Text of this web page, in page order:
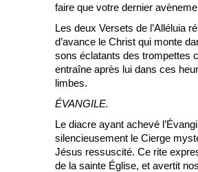
faire que votre dernier
Les deux Versets de l’Alléluia
d’avance le Christ qui monte
sons éclatants des trompettes
entraîne après lui dans ces
limbes.
ÉVANGILE.
Le diacre ayant achevé
silencieusement le Cierge
Jésus ressuscité. Ce rite
de la sainte Église, et avertit